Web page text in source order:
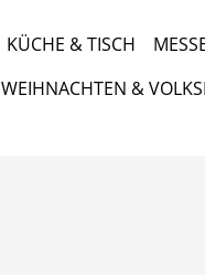
KÜCHE & TISCH
WEIHNACHTEN &